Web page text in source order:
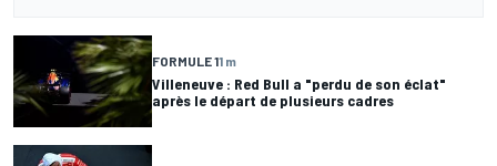
FORMULE 11 m
Villeneuve : Red Bull a "perdu de son éclat"
après le départ de plusieurs cadres